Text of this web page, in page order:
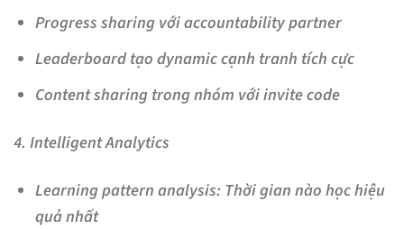
Progress sharingvới accountability partner
Leaderboardtạo dynamic cạnh tranh tích cực
Content sharingtrong nhóm với invite code
4. Intelligent Analytics
Learning pattern analysis: Thời gian nào học hiệu
quả nhất